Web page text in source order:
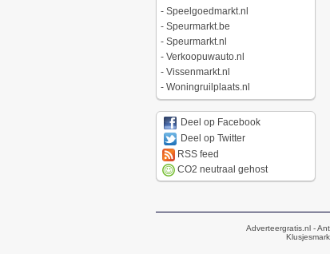
- Speelgoedmarkt.nl
- Speurmarkt.be
- Speurmarkt.nl
- Verkoopuwauto.nl
- Vissenmarkt.nl
- Woningruilplaats.nl
Deel op Facebook
Deel op Twitter
RSS feed
CO2 neutraal gehost
Adverteergratis.nl -